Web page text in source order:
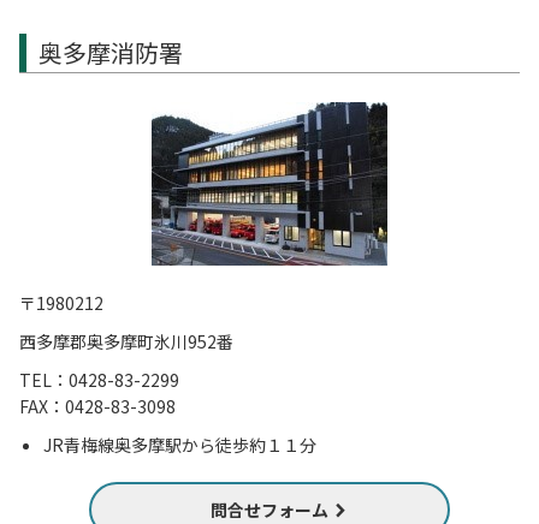
奥多摩消防署
〒1980212
西多摩郡奥多摩町氷川952番
TEL：0428-83-2299
FAX：0428-83-3098
JR青梅線奥多摩駅から徒歩約１１分
問合せフォーム